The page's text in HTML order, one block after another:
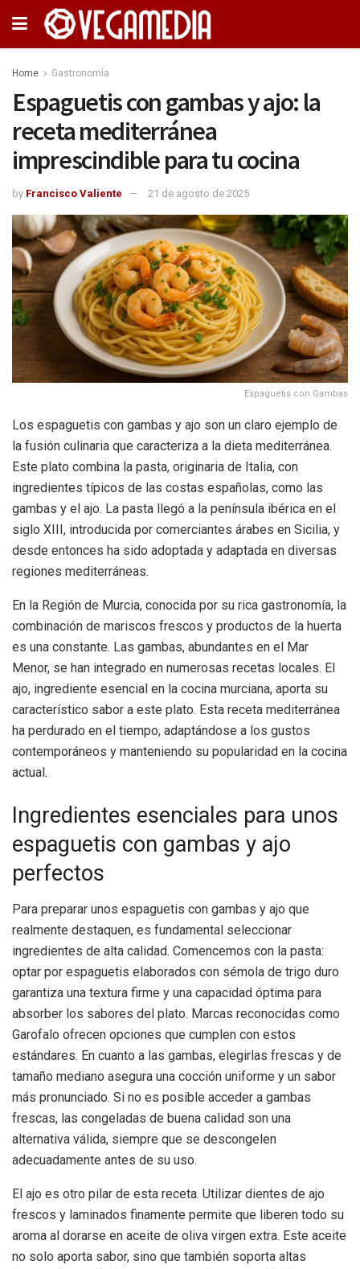
Home Gastronomía
Espaguetis con gambas y ajo: la
receta mediterránea
imprescindible para tu cocina
by Francisco Valiente 21 de agosto de 2025
Espaguetis con Gambas
Los espaguetis con gambas y ajo son un claro ejemplo de
la fusión culinaria que caracteriza a la dieta mediterránea.
Este plato combina la pasta, originaria de Italia, con
ingredientes típicos de las costas españolas, como las
gambas y el ajo. La pasta llegó a la península ibérica en el
siglo XIII, introducida por comerciantes árabes en Sicilia, y
desde entonces ha sido adoptada y adaptada en diversas
regiones mediterráneas.
En la Región de Murcia, conocida por su rica gastronomía, la
combinación de mariscos frescos y productos de la huerta
es una constante. Las gambas, abundantes en el Mar
Menor, se han integrado en numerosas recetas locales. El
ajo, ingrediente esencial en la cocina murciana, aporta su
característico sabor a este plato. Esta receta mediterránea
ha perdurado en el tiempo, adaptándose a los gustos
contemporáneos y manteniendo su popularidad en la cocina
actual.
Ingredientes esenciales para unos
espaguetis con gambas y ajo
perfectos
Para preparar unos espaguetis con gambas y ajo que
realmente destaquen, es fundamental seleccionar
ingredientes de alta calidad. Comencemos con la pasta:
optar por espaguetis elaborados con sémola de trigo duro
garantiza una textura firme y una capacidad óptima para
absorber los sabores del plato. Marcas reconocidas como
Garofalo ofrecen opciones que cumplen con estos
estándares. En cuanto a las gambas, elegirlas frescas y de
tamaño mediano asegura una cocción uniforme y un sabor
más pronunciado. Si no es posible acceder a gambas
frescas, las congeladas de buena calidad son una
alternativa válida, siempre que se descongelen
adecuadamente antes de su uso.
El ajo es otro pilar de esta receta. Utilizar dientes de ajo
frescos y laminados finamente permite que liberen todo su
aroma al dorarse en aceite de oliva virgen extra. Este aceite
no solo aporta sabor, sino que también soporta altas